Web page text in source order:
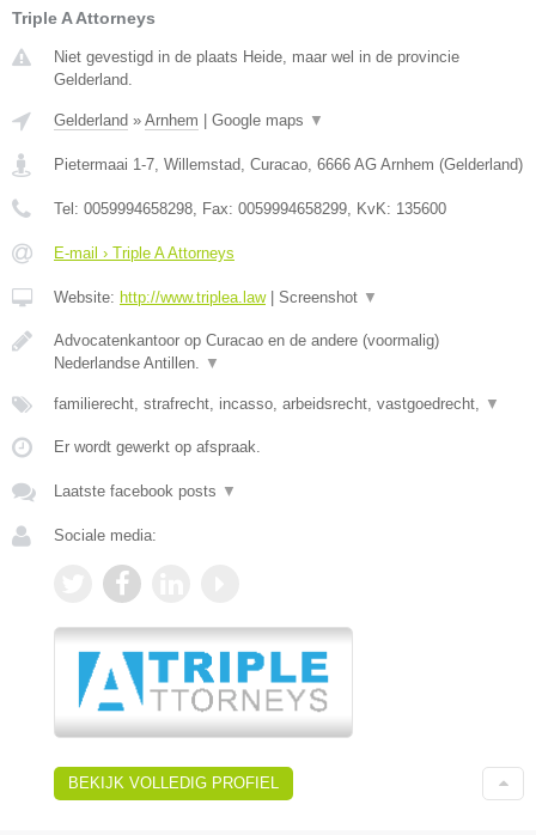
Triple A Attorneys
Niet gevestigd in de plaats Heide, maar wel in de provincie
Gelderland.
Gelderland » Arnhem Google maps ▼
Pietermaai 1-7, Willemstad, Curacao, 6666 AG Arnhem (Gelderland)
Tel: 0059994658298, Fax: 0059994658299, KvK: 135600
E-mail › Triple A Attorneys
Website: http://www.triplea.law| Screenshot ▼
Advocatenkantoor op Curacao en de andere (voormalig)
Nederlandse Antillen. ▼
familierecht, strafrecht, incasso, arbeidsrecht, vastgoedrecht, ▼
Er wordt gewerkt op afspraak.
Laatste facebook posts ▼
Sociale media:
BEKIJK VOLLEDIG PROFIEL